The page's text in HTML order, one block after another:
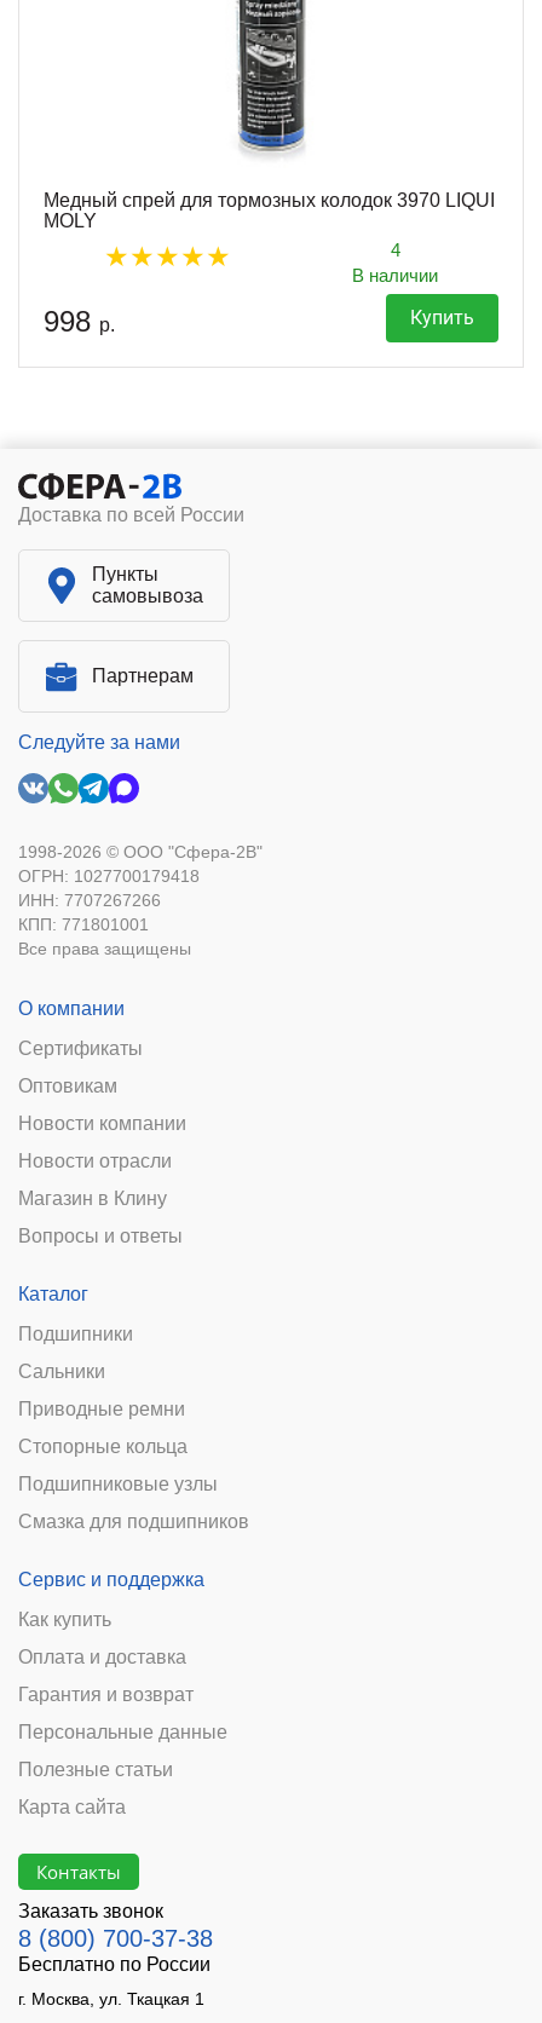
Медный спрей для тормозных колодок 3970 LIQUI
MOLY
4
В наличии
998 р. Купить
Доставка по всей России
Пункты
самовывоза
Партнерам
Следуйте за нами
1998-2026 © ООО "Сфера-2В"
ОГРН: 1027700179418
ИНН: 7707267266
КПП: 771801001
Все права защищены
О компании
Сертификаты
Оптовикам
Новости компании
Новости отрасли
Магазин в Клину
Вопросы и ответы
Каталог
Подшипники
Сальники
Приводные ремни
Стопорные кольца
Подшипниковые узлы
Смазка для подшипников
Сервис и поддержка
Как купить
Оплата и доставка
Гарантия и возврат
Персональные данные
Полезные статьи
Карта сайта
Контакты
Заказать звонок
8 (800) 700-37-38
Бесплатно по России
г. Москва, ул. Ткацкая 1